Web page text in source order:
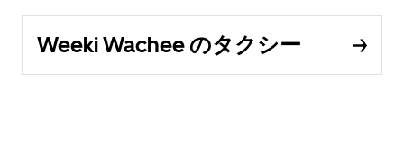
Weeki Wachee のタクシー